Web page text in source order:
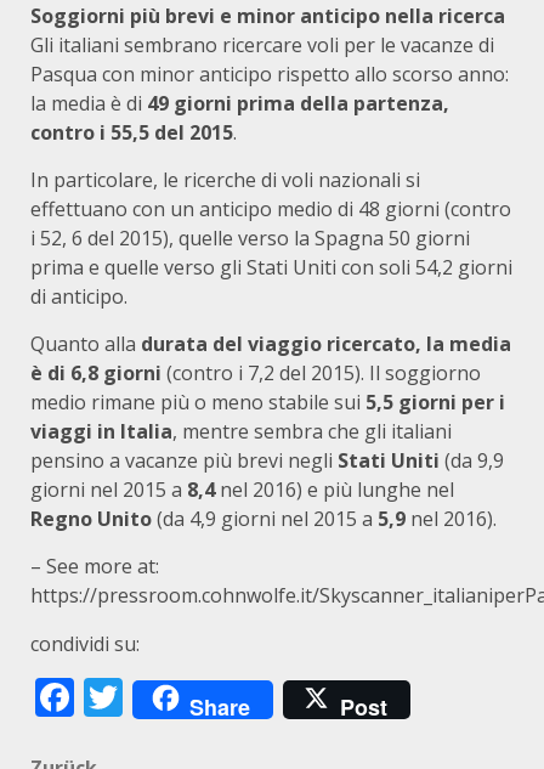
Soggiorni più brevi e minor anticipo nella ricerca
Gli italiani sembrano ricercare voli per le vacanze di
Pasqua con minor anticipo rispetto allo scorso anno:
la media è di 49 giorni prima della partenza,
contro i 55,5 del 2015.
In particolare, le ricerche di voli nazionali si
effettuano con un anticipo medio di 48 giorni (contro
i 52, 6 del 2015), quelle verso la Spagna 50 giorni
prima e quelle verso gli Stati Uniti con soli 54,2 giorni
di anticipo.
Quanto alla durata del viaggio ricercato, la media
è di 6,8 giorni (contro i 7,2 del 2015). Il soggiorno
medio rimane più o meno stabile sui 5,5 giorni per i
viaggi in Italia, mentre sembra che gli italiani
pensino a vacanze più brevi negli Stati Uniti (da 9,9
giorni nel 2015 a 8,4nel 2016) e più lunghe nel
Regno Unito(da 4,9 giorni nel 2015 a 5,9 nel 2016).
– See more at:
https://pressroom.cohnwolfe.it/
condividi su:
Facebook
Twitter
Share Post